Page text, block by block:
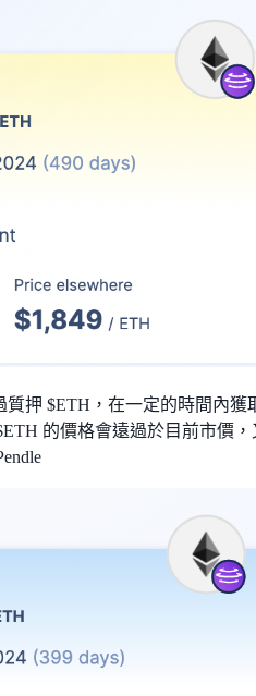
押 $ETH，在一定的時間內獲
的價格會遠過於目前市價，